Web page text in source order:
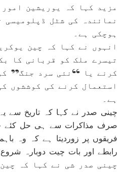
مزید کہا کہ یوریشین
نمائندہ کی شٹل ڈپلومیسی
ہوچکی ہے۔
انہوں نے کہا کہ چین
تیسرے ملک کو قربانی کا
کرنے یا “نئی سرد جنگ”
استعمال کرنے کی کوششوں
ہے۔
چینی صدر نے کہا کہ تاریخ سے
صرف مذاکرات سے ہی حل کئے
فریقوں پر زوردیتا ہے کہ وہ
رابطے اور بات چیت دوبارہ
چینی صدر شی نے کہا کہ